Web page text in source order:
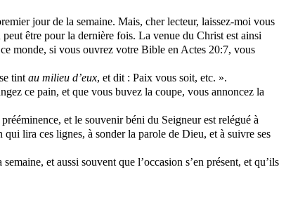
jour de la semaine. Mais, cher lecteur, laissez-moi vous
peut être pour la dernière fois. La venue du Christ est ainsi
monde, si vous ouvrez votre Bible en Actes 20:7, vous
tint au milieu d’eux, et dit : Paix vous soit, etc. ».
ce pain, et que vous buvez la coupe, vous annoncez la
et le souvenir béni du Seigneur est relégué à
lira ces lignes, à sonder la parole de Dieu, et à suivre ses
et aussi souvent que l’occasion s’en présent, et qu’ils